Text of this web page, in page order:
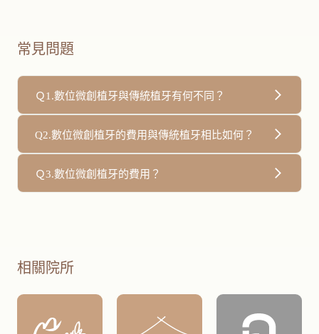
常見問題
Ｑ1.數位微創植牙與傳統植牙有何不同？
數位植牙與傳統植牙相比，具有更高的精確性和可預測性。
通過數位技術，牙醫師可以更準確地執行植牙手術，減少手
術風險，並且能夠製作出更符合患者口腔結構和需求的人工
牙冠。
Q2.數位微創植牙的費用與傳統植牙相比如何？
數位植牙通常會比傳統植牙略微昂貴，因為它涉及到更多的
技術和設備成本。但考慮到其優勢和效益，數位植牙的費用
Ｑ3.數位微創植牙的費用？
相關院所